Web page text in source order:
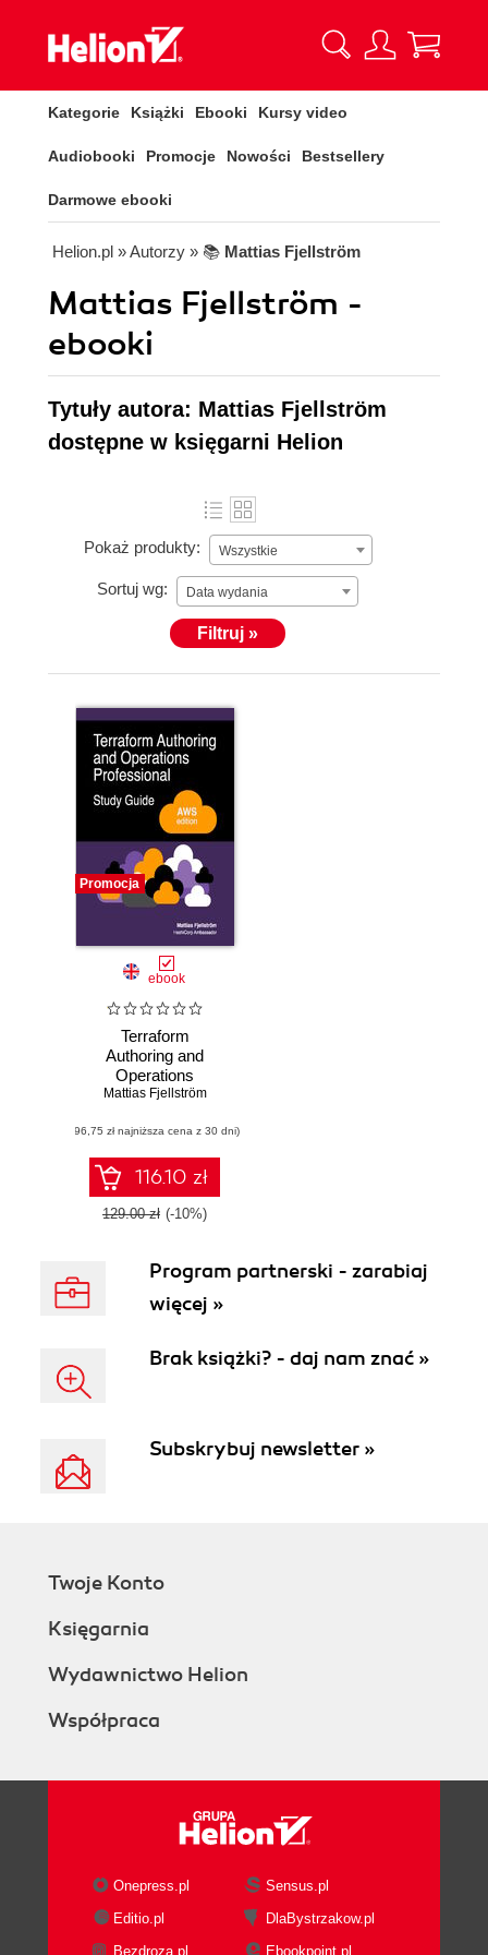
Kategorie Książki Ebooki Kursy video
Audiobooki Promocje Nowości Bestsellery
Darmowe ebooki
Helion.pl » Autorzy » 📚 Mattias Fjellström
Mattias Fjellström -
ebooki
Tytuły autora: Mattias Fjellström
dostępne w księgarni Helion
Pokaż produkty: Wszystkie
Sortuj wg: Data wydania
Filtruj »
Promocja
ebook
Terraform
Authoring and
Operations
Professional Study
edition. A complete
exam prep guide
with practical
examples, best
practices, and real-
Mattias Fjellström
(96,75 zł najniższa cena z 30 dni)
116.10 zł
129.00 zł (-10%)
Program partnerski - zarabiaj
więcej »
Brak książki? - daj nam znać »
Subskrybuj newsletter »
Twoje Konto
Księgarnia
Wydawnictwo Helion
Współpraca
Onepress.pl
Sensus.pl
Editio.pl
DlaBystrzakow.pl
Bezdroza.pl
Ebookpoint.pl